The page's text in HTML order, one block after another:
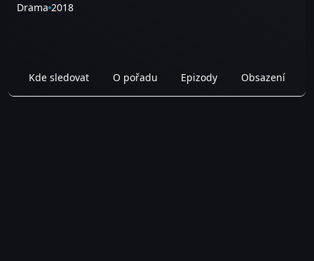
Drama 2018
Kde sledovat O pořadu Epizody Obsazení